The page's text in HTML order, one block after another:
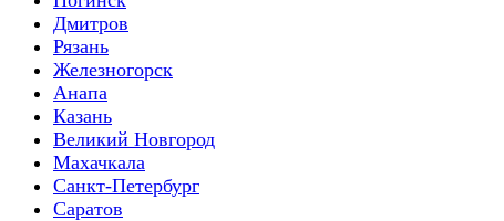
Дмитров
Рязань
Железногорск
Анапа
Казань
Великий Новгород
Махачкала
Санкт-Петербург
Саратов